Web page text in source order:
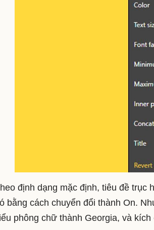
định dạng mặc định, tiêu đề trục
bằng cách chuyển đổi thành On.
phông chữ thành Georgia, và